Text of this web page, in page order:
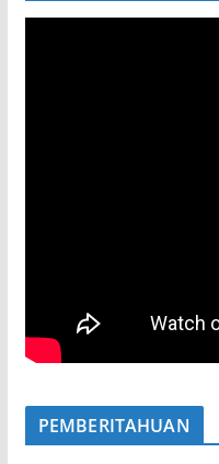
PEMBERITAHUAN